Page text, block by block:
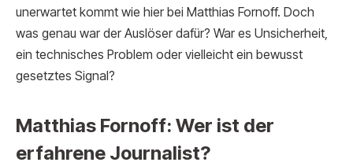
unerwartet kommt wie hier bei Matthias Fornoff. Doch
was genau war der Auslöser dafür? War es Unsicherheit,
ein technisches Problem oder vielleicht ein bewusst
gesetztes Signal?
Matthias Fornoff: Wer ist der
erfahrene Journalist?